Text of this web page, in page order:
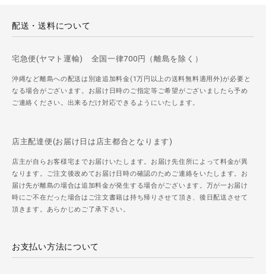
配送・送料について
宅急便(ヤマト運輸) 全国一律700円（離島を除く）
沖縄など離島への配送は別途追加料金(1万円以上の送料無料適用外)が必要と
なる場合がございます。お届け日時のご指定等ご希望がございましたら予め
ご連絡ください。出来るだけ対応できるようにいたします。
店主配達便(お届け日は店主都合となります)
店主が自らお客様宅までお届けいたします。お届け先住所によって料金が異
なります。ご注文後改めてお届け日時の確認のためご連絡をいたします。お
届け先が離島の場合は追加料金が発生する場合がございます。万が一お届け
時にご不在だった場合はご注文書籍は持ち帰りさせて頂き、後日配送させて
頂きます。あらかじめご了承下さい。
お支払い方法について